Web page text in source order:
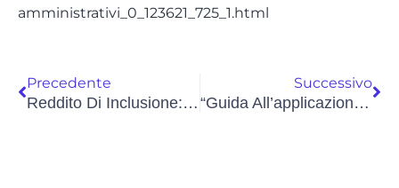
amministrativi_0_123621_725_1.html
Precedente
Reddito Di Inclusione: Sì Del Garante Privacy Al Sistema Informativo. Chieste Adeguate Misure A Protezione Dei Dati Dei Beneficiari
Successivo
“Guida All’applicazione Del Regolamento Europeo In Materia Di Protezione Dei Dati Personali”. La Pubblicazione Del Garante